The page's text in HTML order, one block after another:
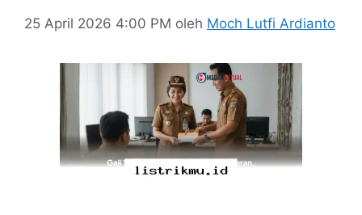
25 April 2026 4:00 PM oleh Moch Lutfi Ardianto